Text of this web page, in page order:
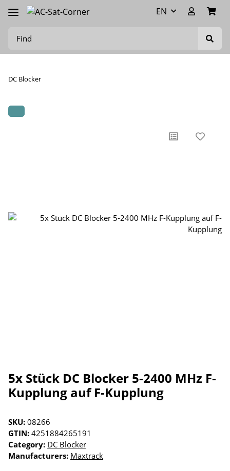
EN
DC Blocker
5x Stück DC Blocker 5-2400 MHz F-
Kupplung auf F-Kupplung
SKU: 08266
GTIN: 4251884265191
Category: DC Blocker
Manufacturers: Maxtrack